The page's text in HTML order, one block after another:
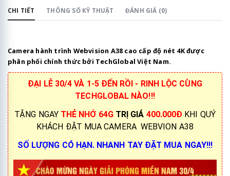
CHI TIẾT THÔNG SỐ KỸ THUẬT ĐÁNH GIÁ (0)
Camera hành trình Webvision A38 cao cấp độ nét 4K được
phân phối chính thức bởi TechGlobal Việt Nam.
ĐẠI LỄ 30/4 VÀ 1-5 ĐẾN RỒI - RINH LỘC CÙNG
TECHGLOBAL NÀO!!!
TẶNG NGAY THẺ NHỚ 64GTRỊ GIÁ 400.000Đ KHI QUÝ
KHÁCH ĐẶT MUA CAMERA WEBVION A38
SỐ LƯỢNG CÓ HẠN. NHANH TAY ĐẶT MUA NGAY!!!